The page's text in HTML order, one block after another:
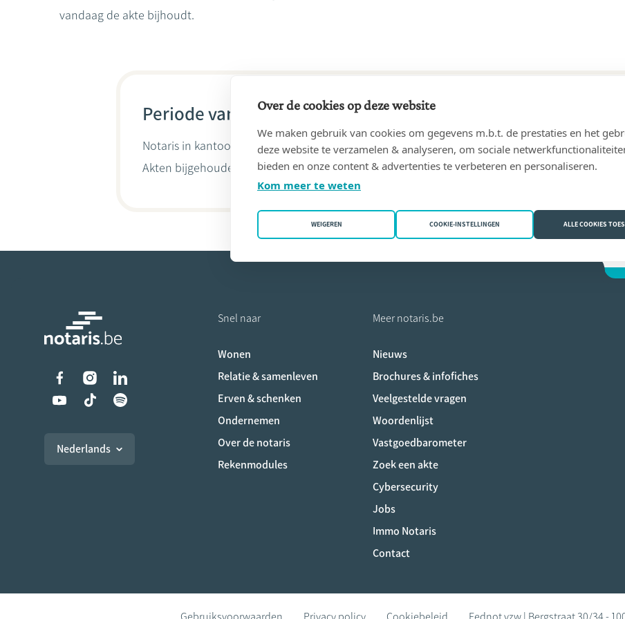
vandaag de akte bijhoudt.
Periode van 07/06/1973 tot 27/02/2001
Notaris in kantoor VANDEKERCKHOVE, Rik(2018 Antwerpen)
Akten bijgehouden doorGoedele Vandekerckhove
Liens vers les réseaux sociaux
Nederlands
Snel naar
Wonen
Relatie & samenleven
Erven & schenken
Ondernemen
Over de notaris
Rekenmodules
Meer notaris.be
Nieuws
Brochures & infofiches
Veelgestelde vragen
Woordenlijst
Vastgoedbarometer
Zoek een akte
Cybersecurity
Jobs
Immo Notaris
Contact
Over de cookies op deze website
We maken gebruik van cookies om gegevens m.b.t. de prestaties en het
deze website te verzamelen & analyseren, om sociale
bieden en onze content & advertenties te verbeteren en personaliseren.
Kom meer te weten
WEIGEREN COOKIE-INSTELLINGEN ALLE COOKIES